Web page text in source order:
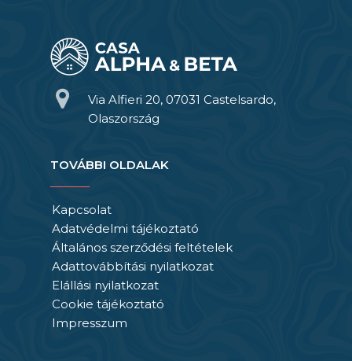
Via Alfieri 20, 07031 Castelsardo,
Olaszország
TOVÁBBI OLDALAK
Kapcsolat
Adatvédelmi tájékoztató
Általános szerződési feltételek
Adattovábbítási nyilatkozat
Elállási nyilatkozat
Cookie tájékoztató
Impresszum